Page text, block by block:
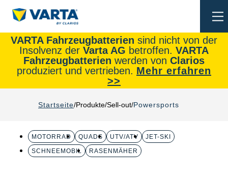
VARTA Fahrzeugbatterien sind nicht von der
Insolvenz der Varta AG betroffen. VARTA
Fahrzeugbatterien werden von Clarios
produziert und vertrieben. Mehr erfahren
>>
Startseite Produkte Sell-out Powersports
MOTORRAD QUADS UTV/ATV
JET-SKI
SCHNEEMOBIL
RASENMÄHER